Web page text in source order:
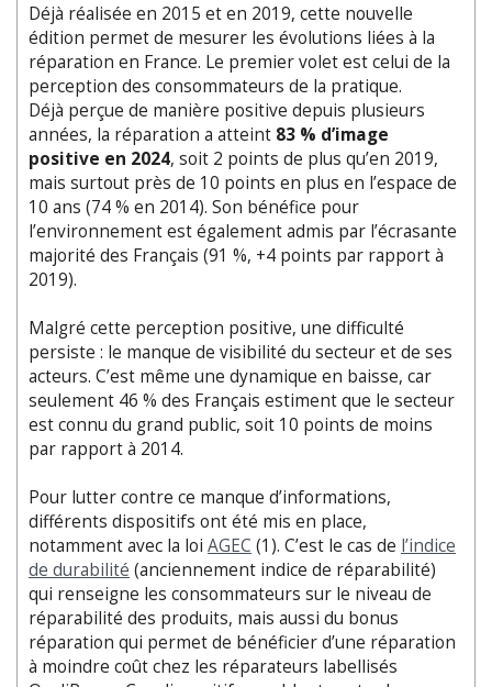
Déjà réalisée en 2015 et en 2019, cette nouvelle
édition permet de mesurer les évolutions liées à la
réparation en France. Le premier volet est celui de la
perception des consommateurs de la pratique.
Déjà perçue de manière positive depuis plusieurs
années, la réparation a atteint 83 % d’image
positive en 2024, soit 2 points de plus qu’en 2019,
mais surtout près de 10 points en plus en l’espace de
10 ans (74 % en 2014). Son bénéfice pour
l’environnement est également admis par l’écrasante
majorité des Français (91 %, +4 points par rapport à
2019).
Malgré cette perception positive, une difficulté
persiste : le manque de visibilité du secteur et de ses
acteurs. C’est même une dynamique en baisse, car
seulement 46 % des Français estiment que le secteur
est connu du grand public, soit 10 points de moins
par rapport à 2014.
Pour lutter contre ce manque d’informations,
différents dispositifs ont été mis en place,
notamment avec la loi AGEC (1). C’est le cas de l’indice
de durabilité (anciennement indice de réparabilité)
qui renseigne les consommateurs sur le niveau de
réparabilité des produits, mais aussi du bonus
réparation qui permet de bénéficier d’une réparation
à moindre coût chez les réparateurs labellisés